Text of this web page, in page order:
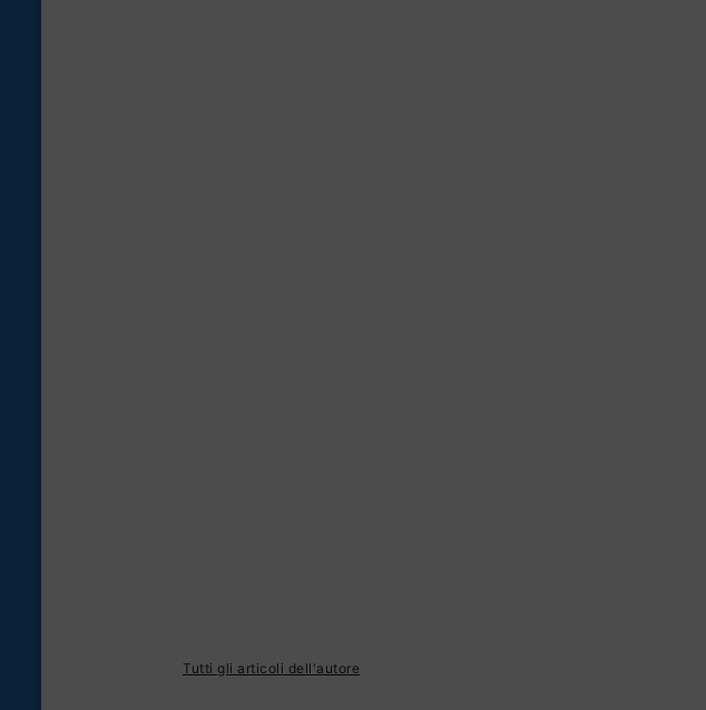
Tutti gli articoli dell'autore